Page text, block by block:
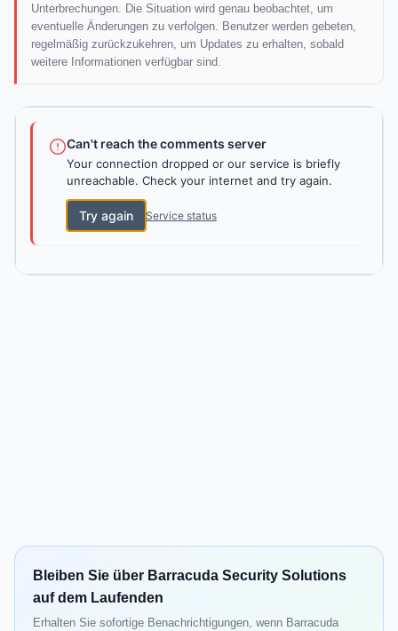
Unterbrechungen. Die Situation wird genau beobachtet, um
eventuelle Änderungen zu verfolgen. Benutzer werden gebeten,
regelmäßig zurückzukehren, um Updates zu erhalten, sobald
weitere Informationen verfügbar sind.
Can't reach the comments server
Your connection dropped or our service is briefly
unreachable. Check your internet and try again.
Try again Service status
Bleiben Sie über Barracuda Security Solutions
auf dem Laufenden
Erhalten Sie sofortige Benachrichtigungen, wenn Barracuda